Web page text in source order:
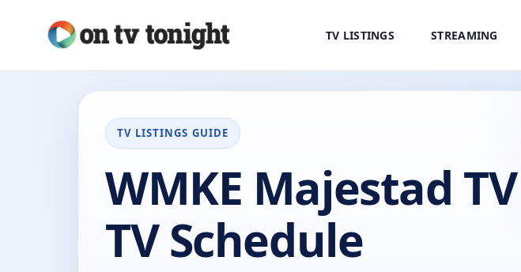
TV LISTINGS STREAMING
TV LISTINGS GUIDE
WMKE Majestad TV
TV Schedule